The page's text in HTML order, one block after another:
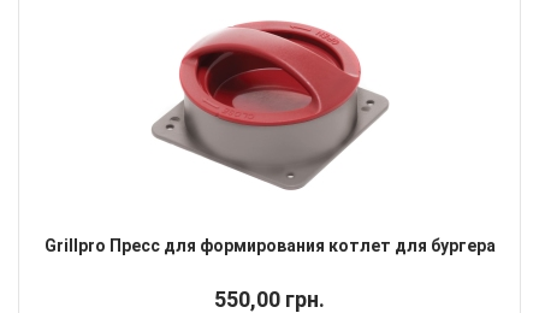
Grillpro Пресс для формирования котлет для бургера
550,00 грн.